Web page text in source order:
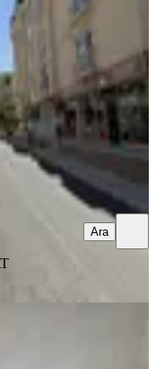
31.07.2026
Ara